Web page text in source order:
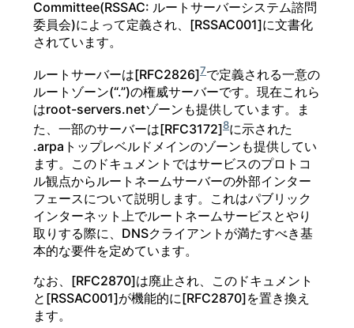
Committee(RSSAC: ルートサーバーシステム諮問
委員会)によって定義され、[RSSAC001]に文書化
されています。
ルートサーバーは[RFC2826]7で定義される一意の
ルートゾーン(“.”)の権威サーバーです。現在これら
はroot-servers.netゾーンも提供しています。ま
た、一部のサーバーは[RFC3172]8に示された
.arpaトップレベルドメインのゾーンも提供してい
ます。このドキュメントではサービスのプロトコ
ル観点からルートネームサーバーの外部インター
フェースについて説明します。これはパブリック
インターネット上でルートネームサービスとやり
取りする際に、DNSクライアントが満たすべき基
本的な要件を定めています。
なお、[RFC2870]は廃止され、このドキュメント
と[RSSAC001]が機能的に[RFC2870]を置き換え
ます。